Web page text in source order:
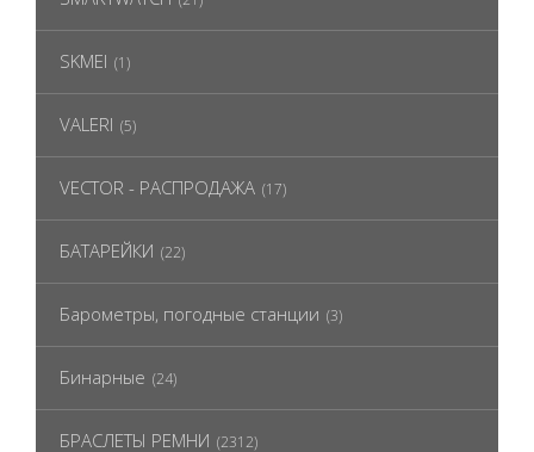
SKMEI (1)
VALERI (5)
VECTOR - РАСПРОДАЖА (17)
БАТАРЕЙКИ (22)
Барометры, погодные станции (3)
Бинарные (24)
БРАСЛЕТЫ РЕМНИ (2312)